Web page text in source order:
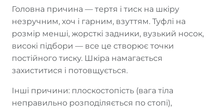
Головна причина — тертя і тиск на шкіру
незручним, хоч і гарним, взуттям. Туфлі на
розмір менші, жорсткі задники, вузький носок,
високі підбори — все це створює точки
постійного тиску. Шкіра намагається
захиститися і потовщується.
Інші причини: плоскостопість (вага тіла
неправильно розподіляється по стопі),